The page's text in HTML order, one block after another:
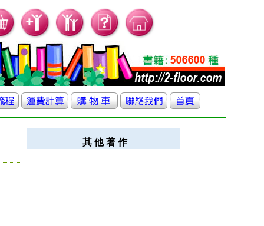
其 他 著 作